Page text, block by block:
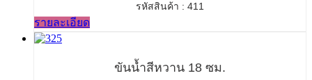
รหัสสินค้า : 411
รายละเอียด
ขันน้ำสีหวาน 18 ซม.